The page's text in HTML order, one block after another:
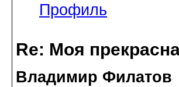
Профиль
Re: Моя
Владимир Филатов